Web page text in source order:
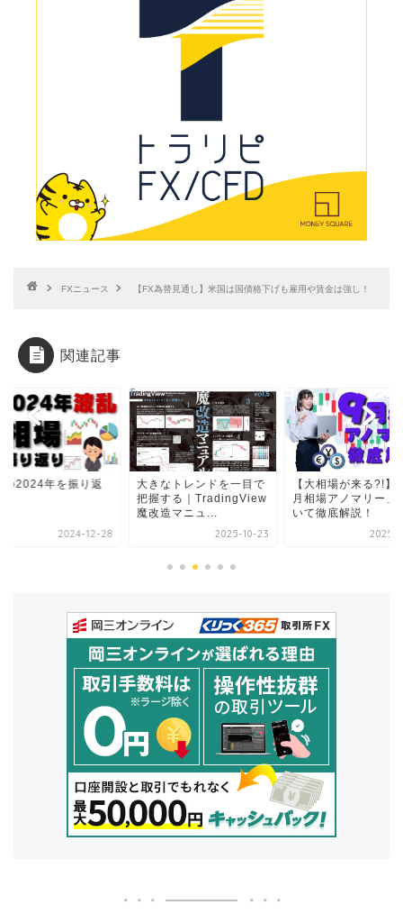
FXニュース 【FX為替見通し】米国は国債格下げも雇用や賃金は強し！
関連記事
の2024年を振り返
2024-12-28
大きなトレンドを一目で
把握する｜TradingView
魔改造マニュ...
2025-10-23
【大相場が来る?!】
月相場アノマリー」
いて徹底解説！
2025-